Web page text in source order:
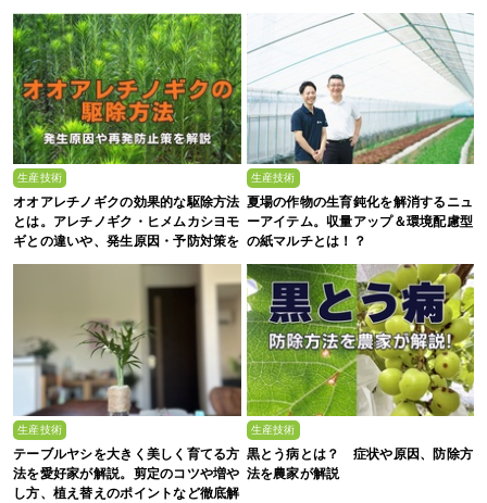
生産技術
オオアレチノギクの効果的な駆除方法
とは。アレチノギク・ヒメムカシヨモ
ギとの違いや、発生原因・予防対策を
解説
生産技術
夏場の作物の生育鈍化を解消するニュ
ーアイテム。収量アップ＆環境配慮型
の紙マルチとは！？
生産技術
テーブルヤシを大きく美しく育てる方
法を愛好家が解説。剪定のコツや増や
し方、植え替えのポイントなど徹底解
生産技術
黒とう病とは？ 症状や原因、防除方
法を農家が解説